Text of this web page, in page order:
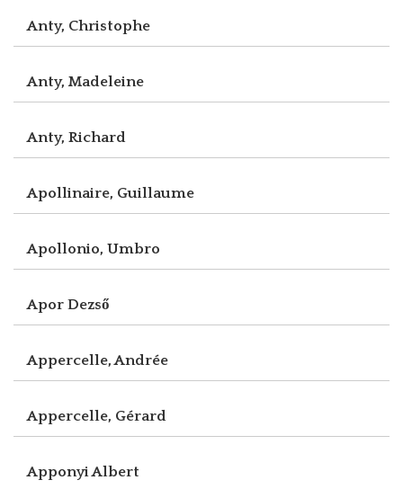
Anty, Christophe
Anty, Madeleine
Anty, Richard
Apollinaire, Guillaume
Apollonio, Umbro
Apor Dezső
Appercelle, Andrée
Appercelle, Gérard
Apponyi Albert